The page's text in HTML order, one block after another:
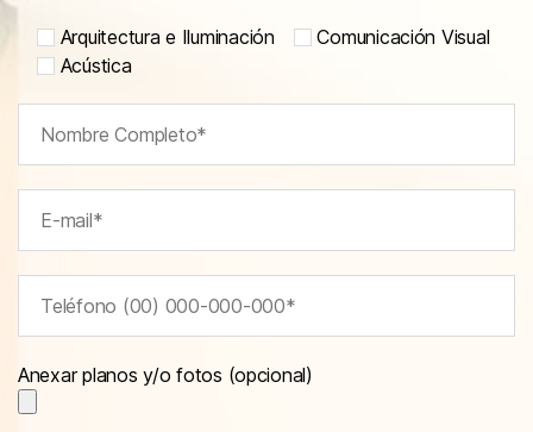
Arquitectura e Iluminación
Comunicación Visual
Acústica
Anexar planos y/o fotos (opcional)